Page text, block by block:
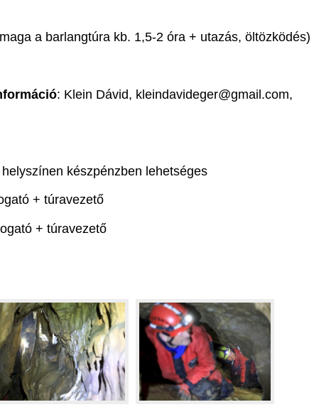
a barlangtúra kb. 1,5-2 óra + utazás, öltözködés)
: Klein Dávid, kleindavideger@gmail.com,
készpénzben lehetséges
+ túravezető
+ túravezető